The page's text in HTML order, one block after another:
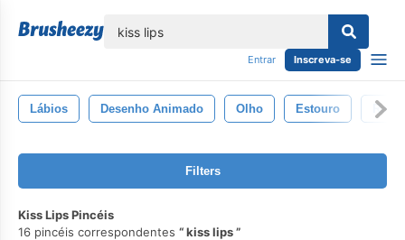
Entrar Inscreva-se
Lábios Desenho Animado Olho Estouro Retro
Filters
Kiss Lips Pincéis
16 pincéis correspondentes
kiss lips